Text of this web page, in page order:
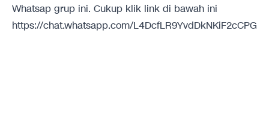
Whatsap grup ini. Cukup klik link di bawah ini
https://chat.whatsapp.com/L4DcfLR9YvdDkNKiF2cCPG